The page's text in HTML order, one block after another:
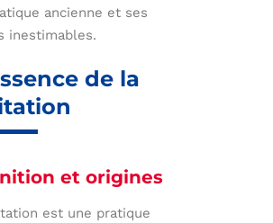
ancienne et ses
inestimables.
de la
et origines
est une pratique